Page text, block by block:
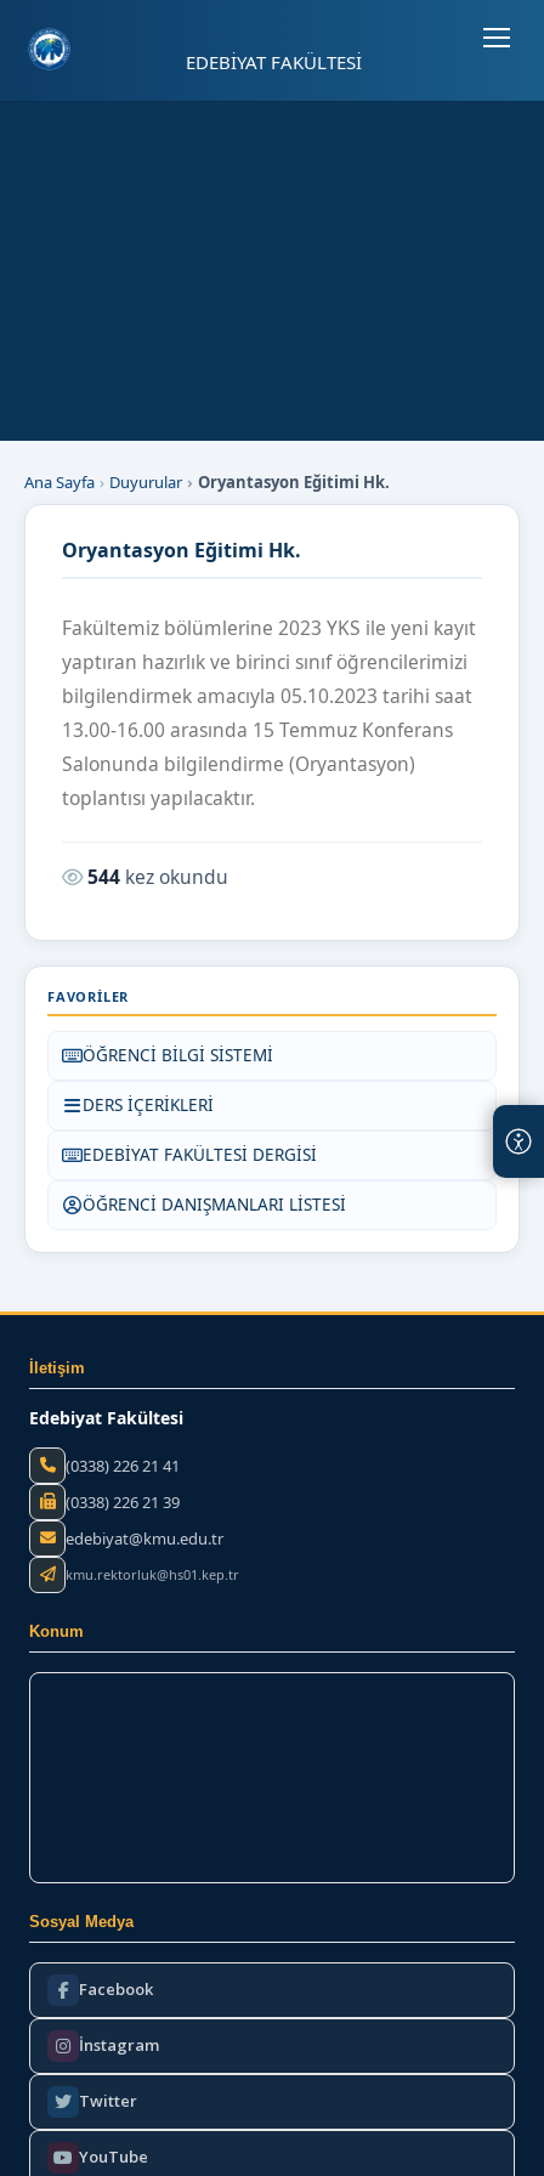
EDEBİYAT FAKÜLTESİ
Ana Sayfa Duyurular Oryantasyon Eğitimi Hk.
Oryantasyon Eğitimi Hk.
Fakültemiz bölümlerine 2023 YKS ile yeni kayıt
yaptıran hazırlık ve birinci sınıf öğrencilerimizi
bilgilendirmek amacıyla 05.10.2023 tarihi saat
13.00-16.00 arasında 15 Temmuz Konferans
Salonunda bilgilendirme (Oryantasyon)
toplantısı yapılacaktır.
Okunma sayısı:
544 kez okundu
FAVORILER
ÖĞRENCİ BİLGİ SİSTEMİ
DERS İÇERİKLERİ
EDEBİYAT FAKÜLTESİ DERGİSİ
ÖĞRENCİ DANIŞMANLARI LİSTESİ
İletişim
Edebiyat Fakültesi
(0338) 226 21 41
(0338) 226 21 39
edebiyat@kmu.edu.tr
kmu.rektorluk@hs01.kep.tr
Konum
Sosyal Medya
Facebook
İnstagram
Twitter
YouTube